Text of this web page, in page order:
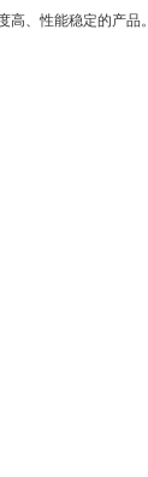
、性能稳定的产品。